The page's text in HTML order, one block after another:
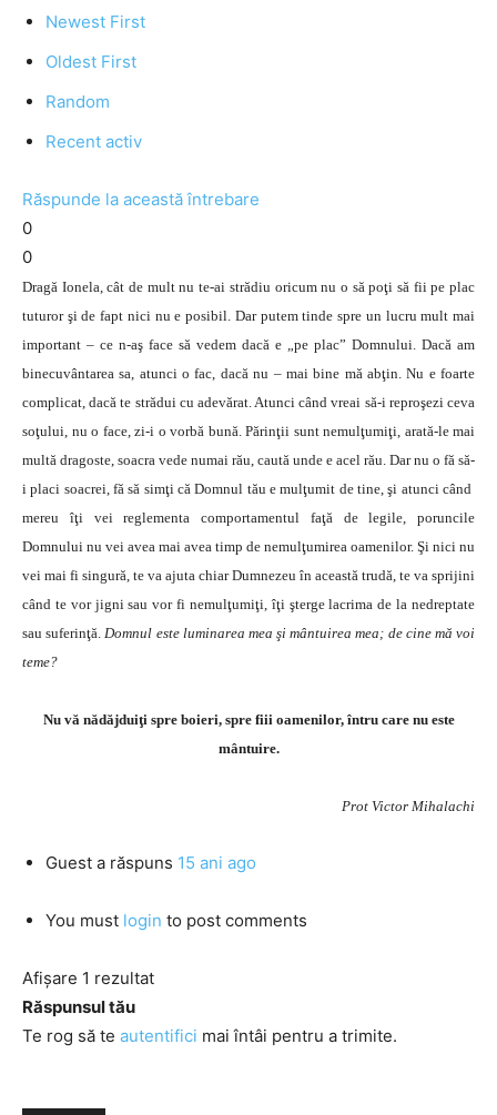
Newest First
Oldest First
Random
Recent activ
Răspunde la această întrebare
0
0
Dragă Ionela, cât de mult nu te-ai strădiu oricum nu o să poţi să fii pe plac
tuturor şi de fapt nici nu e posibil. Dar putem tinde spre un lucru mult mai
important – ce n-aş face să vedem dacă e „pe plac” Domnului. Dacă am
binecuvântarea sa, atunci o fac, dacă nu – mai bine mă abţin. Nu e foarte
complicat, dacă te strădui cu adevărat. Atunci când vreai să-i reproşezi ceva
soţului, nu o face, zi-i o vorbă bună. Părinţii sunt nemulţumiţi, arată-le mai
multă dragoste, soacra vede numai rău, caută unde e acel rău. Dar nu o fă să-
i placi soacrei, fă să simţi că Domnul tău e mulţumit de tine, şi atunci când
mereu îţi vei reglementa comportamentul faţă de legile, poruncile
Domnului nu vei avea mai avea timp de nemulţumirea oamenilor. Şi nici nu
vei mai fi singură, te va ajuta chiar Dumnezeu în această trudă, te va sprijini
când te vor jigni sau vor fi nemulţumiţi, îţi şterge lacrima de la nedreptate
sau suferinţă.Domnul este luminarea mea şi mântuirea mea; de cine mă voi
teme?
Nu vă nădăjduiţi spre boieri, spre fiii oamenilor, întru care nu este
mântuire.
Prot Victor Mihalachi
Guest a răspuns 15 ani ago
You must login to post comments
Afișare 1 rezultat
Răspunsul tău
Te rog să te autentifici mai întâi pentru a trimite.